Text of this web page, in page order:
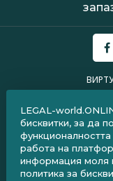
LEGAL-
бисквитки, за да
работа на
информация моля
политика за